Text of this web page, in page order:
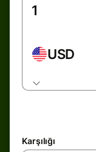
USD
Karşılığı